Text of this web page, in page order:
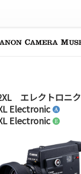
エレクトロニク
Electronic
Electronic